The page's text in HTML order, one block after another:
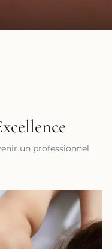
un professionnel